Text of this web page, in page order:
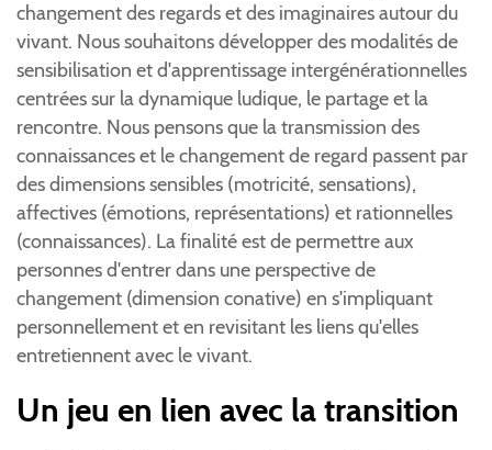
changement des regards et des imaginaires autour du
vivant. Nous souhaitons développer des modalités de
sensibilisation et d'apprentissage intergénérationnelles
centrées sur la dynamique ludique, le partage et la
rencontre. Nous pensons que la transmission des
connaissances et le changement de regard passent par
des dimensions sensibles (motricité, sensations),
affectives (émotions, représentations) et rationnelles
(connaissances). La finalité est de permettre aux
personnes d'entrer dans une perspective de
changement (dimension conative) en s'impliquant
personnellement et en revisitant les liens qu'elles
entretiennent avec le vivant.
Un jeu en lien avec la transition